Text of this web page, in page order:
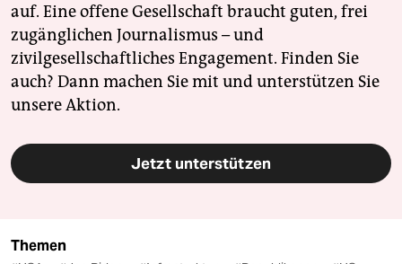
auf. Eine offene Gesellschaft braucht guten, frei
zugänglichen Journalismus – und
zivilgesellschaftliches Engagement. Finden Sie
auch? Dann machen Sie mit und unterstützen Sie
unsere Aktion.
Jetzt unterstützen
Themen